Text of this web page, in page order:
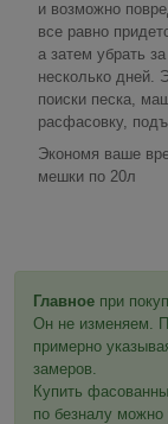
и возможно
все равно
а затем убрать
несколько дней.
поиски песка,
расфасовку,
Экономя ваше
мешки по 20л
Главное при
Он не изменяем.
примерно
замеров.
Купить
по безналу